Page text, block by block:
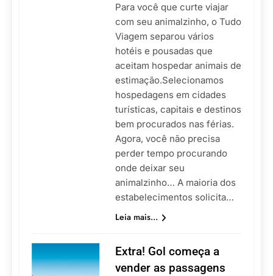
Para você que curte viajar
com seu animalzinho, o Tudo
Viagem separou vários
hotéis e pousadas que
aceitam hospedar animais de
estimação.Selecionamos
hospedagens em cidades
turísticas, capitais e destinos
bem procurados nas férias.
Agora, você não precisa
perder tempo procurando
onde deixar seu
animalzinho… A maioria dos
estabelecimentos solicita…
Leia mais...
Extra! Gol começa a
vender as passagens